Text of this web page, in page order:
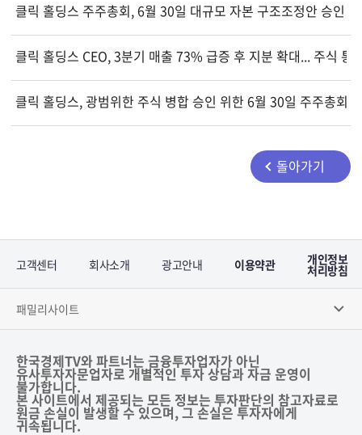
클릭 홀딩스 주주총회, 6월 30일 대규모 자본 구조조정안 승인
클릭 홀딩스 CEO, 3분기 매출 73% 급증 후 지분 확대... 주식 통
클릭 홀딩스, 광범위한 주식 병합 승인 위한 6월 30일 주주총회
돌아가기
고객센터 회사소개 광고안내 이용약관 개인정보
처리방침
패밀리사이트
한국경제TV와 파트너는 금융투자업자가 아닌
유사투자자문업자로 개별적인 투자 상담과 자금 운영이
불가합니다.
본 사이트에서 제공되는 모든 정보는 투자판단의 참고자료로
원금 손실이 발생할 수 있으며, 그 손실은 투자자에게
귀속됩니다.